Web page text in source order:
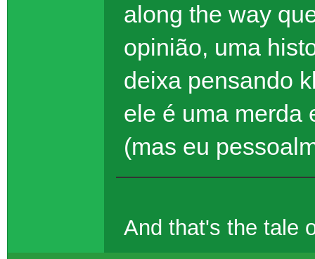
along the way
opinião, uma
deixa pensando
ele é uma merda
(mas eu
And that's the tale